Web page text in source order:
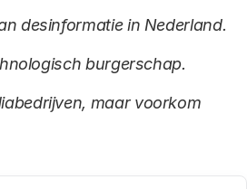
desinformatie in Nederland.
burgerschap.
maar voorkom